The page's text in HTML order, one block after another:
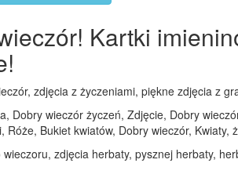
Kartki
zdjęcia z życzeniami, piękne zdjęcia z
Dobry wieczór życzeń, Zdjęcie, Dobry
Róże, Bukiet kwiatów, Dobry wieczór,
zdjęcia herbaty, pysznej herbaty,